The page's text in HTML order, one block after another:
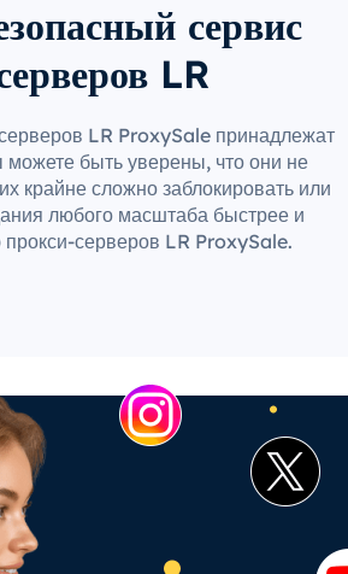
сервис
LR
LR ProxySale принадлежат
быть уверены, что они не
крайне сложно заблокировать или
любого масштаба быстрее и
серверов LR ProxySale.